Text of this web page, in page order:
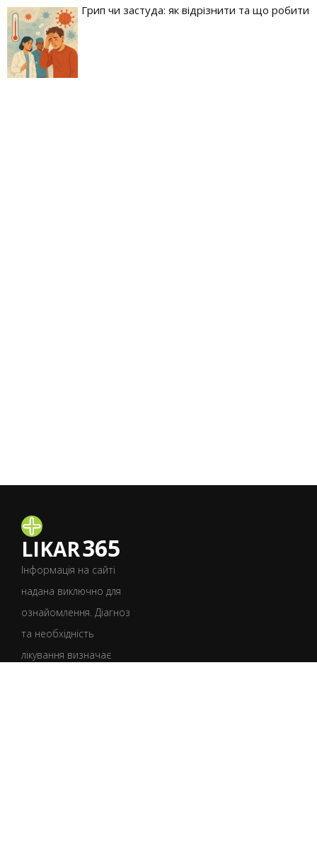
Грип чи застуда: як відрізнити та що робити
LIKAR365
Інформація на сайті
надана виключно для
ознайомлення. Діагноз
та необхідність
лікування визначає